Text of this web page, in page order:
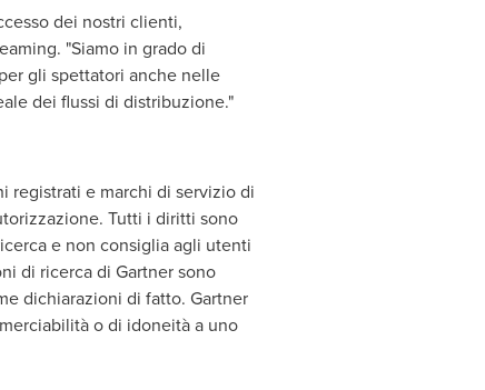
dei nostri clienti,
"Siamo in grado di
gli spettatori anche nelle
dei flussi di distribuzione."
registrati e marchi di servizio di
Tutti i diritti sono
e non consiglia agli utenti
di ricerca di Gartner sono
dichiarazioni di fatto. Gartner
o di idoneità a uno